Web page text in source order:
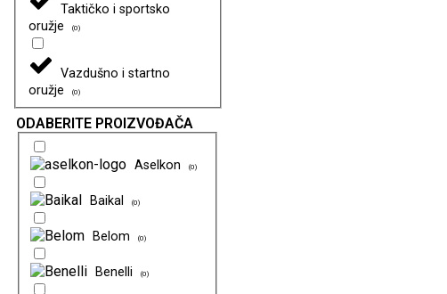
Taktičko i sportsko
oružje
(0)
Vazdušno i startno
oružje
(0)
ODABERITE PROIZVOĐAČA
Aselkon (0)
Baikal (0)
Belom (0)
Benelli (0)